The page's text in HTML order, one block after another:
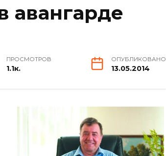
авангарде
ПРОСМОТРОВ
1.1к.
ОПУБЛИКОВАНО
13.05.2014